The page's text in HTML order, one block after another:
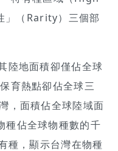
」（Rarity）三個部
陸地面積卻僅佔全球
育熱點卻佔全球三
，面積佔全球陸域面
種佔全球物種數的千
種，顯示台灣在物種